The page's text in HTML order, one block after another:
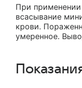
При
всасывание
крови.
умеренное.